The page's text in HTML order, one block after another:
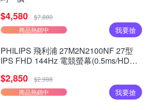
$4,580
$7,880
商品熱銷中
我要搶
PHILIPS 飛利浦 27M2N2100NF 27型
IPS FHD 144Hz 電競螢幕(0.5ms/HDMI/
$2,850
$2,988
商品熱銷中
我要搶